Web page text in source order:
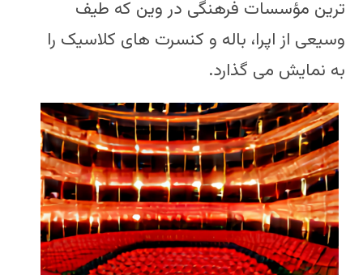
ترین مؤسسات فرهنگی در وین که طیف
وسیعی از اپرا، باله و کنسرت های کلاسیک را
به نمایش می گذارد.